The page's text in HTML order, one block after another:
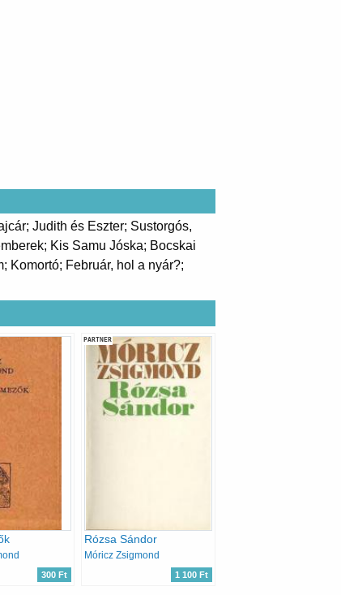
Judith és Eszter; Sustorgós,
Kis Samu Jóska; Bocskai
Komortó; Február, hol a nyár?;
300 Ft
PARTNER
Rózsa Sándor
Móricz Zsigmond
1 100 Ft